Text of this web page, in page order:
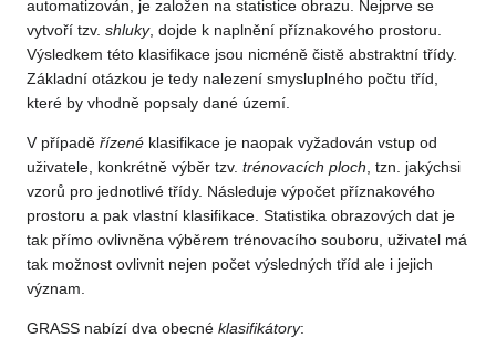
automatizován, je založen na statistice obrazu. Nejprve se
vytvoří tzv. shluky, dojde k naplnění příznakového prostoru.
Výsledkem této klasifikace jsou nicméně čistě abstraktní třídy.
Základní otázkou je tedy nalezení smysluplného počtu tříd,
které by vhodně popsaly dané území.
V případě řízené klasifikace je naopak vyžadován vstup od
uživatele, konkrétně výběr tzv. trénovacích ploch , tzn. jakýchsi
vzorů pro jednotlivé třídy. Následuje výpočet příznakového
prostoru a pak vlastní klasifikace. Statistika obrazových dat je
tak přímo ovlivněna výběrem trénovacího souboru, uživatel má
tak možnost ovlivnit nejen počet výsledných tříd ale i jejich
význam.
GRASS nabízí dva obecné klasifikátory: